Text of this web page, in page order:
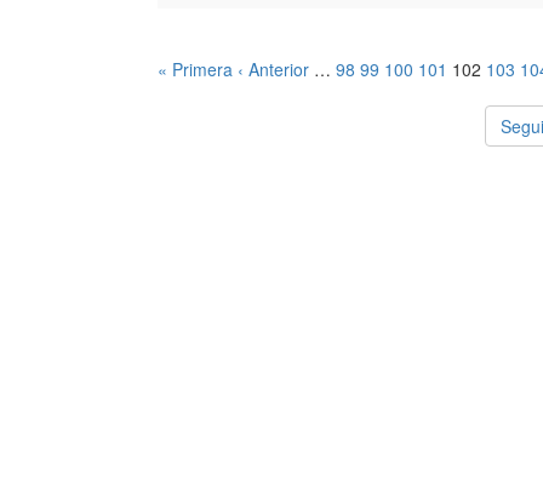
« Primera ‹ Anterior … 98 99 100 101 102 103